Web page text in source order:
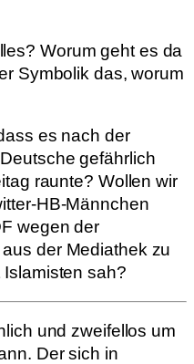
Worum geht es da
Symbolik das, worum
es nach der
gefährlich
raunte? Wollen wir
HB-Männchen
wegen der
der Mediathek zu
sah?
und zweifellos um
Der sich in